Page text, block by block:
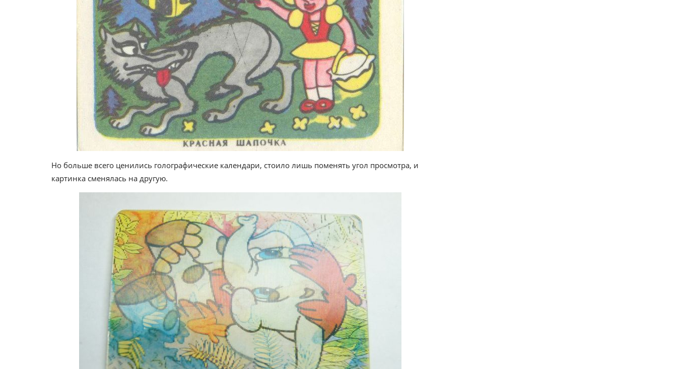
Но больше всего ценились голографические календари, стоило лишь поменять угол просмотра, и
картинка сменялась на другую.